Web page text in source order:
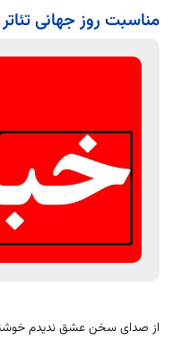
مناسبت روز جهانی تئاتر
از صدای سخن عشق ندیدم